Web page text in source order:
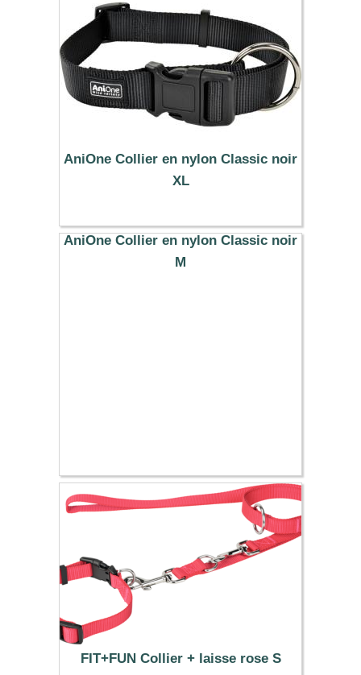
AniOne Collier en nylon Classic noir
XL
10.99 €
AniOne Collier en nylon Classic noir
M
FIT+FUN Collier + laisse rose S